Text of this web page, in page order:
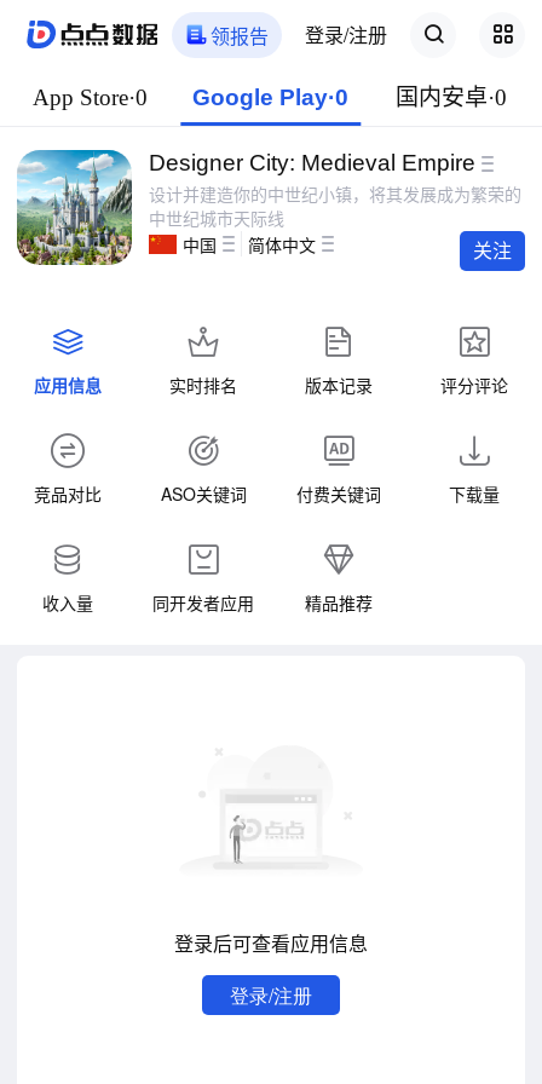
领报告 登录/注册
App Store·0 Google Play·0 国内安卓·0
Designer City: Medieval Empire
设计并建造你的中世纪小镇，将其发展成为繁荣的
中世纪城市天际线
中国
简体中文 关注
应用信息 实时排名 版本记录 评分评论
竞品对比 ASO关键词 付费关键词 下载量
收入量 同开发者应用 精品推荐
登录后可查看应用信息
登录/注册